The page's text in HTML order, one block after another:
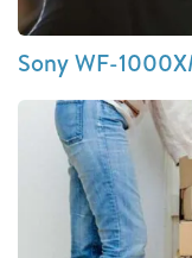
Sony WF-